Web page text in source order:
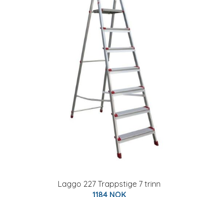
Laggo 227 Trappstige 7 trinn
1184 NOK